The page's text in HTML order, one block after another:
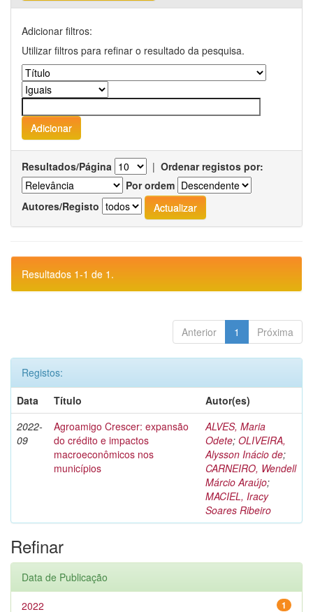
Adicionar filtros:
Utilizar filtros para refinar o resultado da pesquisa.
Resultados/Página | Ordenar registos por:
Por ordem
Autores/Registo
Resultados 1-1 de 1.
Anterior 1 Próxima
Registos:
Data
Título
Autor(es)
2022-
09
Agroamigo Crescer: expansão
do crédito e impactos
macroeconômicos nos
municípios
ALVES, Maria
Odete; OLIVEIRA,
Alysson Inácio de;
CARNEIRO, Wendell
Márcio Araújo;
MACIEL, Iracy
Soares Ribeiro
Refinar
Data de Publicação
1
2022